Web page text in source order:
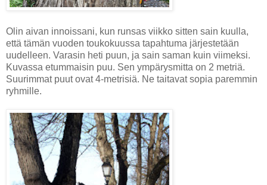
Olin aivan innoissani, kun runsas viikko sitten sain kuulla,
että tämän vuoden toukokuussa tapahtuma järjestetään
uudelleen. Varasin heti puun, ja sain saman kuin viimeksi.
Kuvassa etummaisin puu. Sen ympärysmitta on 2 metriä.
Suurimmat puut ovat 4-metrisiä. Ne taitavat sopia paremmin
ryhmille.